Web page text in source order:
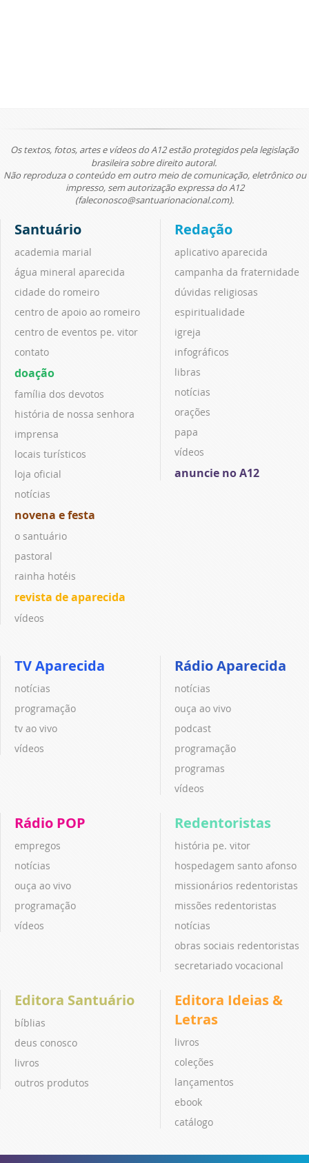
Os textos, fotos, artes e vídeos do A12 estão protegidos pela legislação
brasileira sobre direito autoral.
Não reproduza o conteúdo em outro meio de comunicação, eletrônico ou
impresso, sem autorização expressa do A12
(faleconosco@santuarionacional.com).
Santuário
academia marial
água mineral aparecida
cidade do romeiro
centro de apoio ao romeiro
centro de eventos pe. vitor
contato
doação
família dos devotos
história de nossa senhora
imprensa
locais turísticos
loja oficial
notícias
novena e festa
o santuário
pastoral
rainha hotéis
revista de aparecida
vídeos
Redação
aplicativo aparecida
campanha da fraternidade
dúvidas religiosas
espiritualidade
igreja
infográficos
libras
notícias
orações
papa
vídeos
anuncie no A12
TV Aparecida
notícias
programação
tv ao vivo
vídeos
Rádio Aparecida
notícias
ouça ao vivo
podcast
programação
programas
vídeos
Rádio POP
empregos
notícias
ouça ao vivo
programação
vídeos
Redentoristas
história pe. vitor
hospedagem santo afonso
missionários redentoristas
missões redentoristas
notícias
obras sociais redentoristas
secretariado vocacional
Editora Santuário
bíblias
deus conosco
livros
outros produtos
Editora Ideias &
Letras
livros
coleções
lançamentos
ebook
catálogo